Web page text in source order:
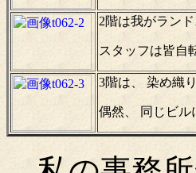
2階は我がランド
スタッフは皆自
3階は、 染め織
偶然、 同じビル